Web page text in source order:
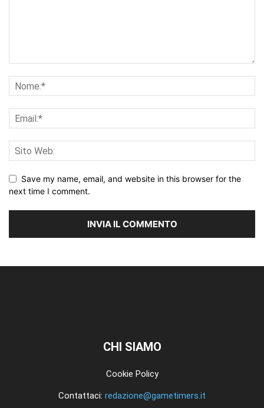
Save my name, email, and website in this browser for the
next time I comment.
CHI SIAMO
Cookie Policy
Contattaci: redazione@gametimers.it